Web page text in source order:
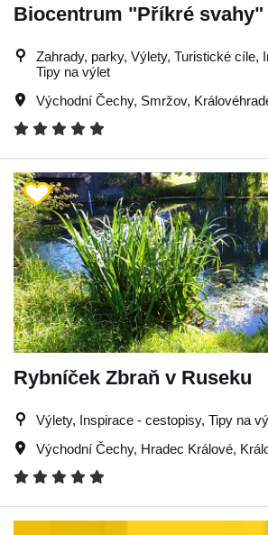
Biocentrum "Příkré svahy"
Zahrady, parky, Výlety, Turistické cíle,
Tipy na výlet
Východní Čechy, Smržov,
Rybníček Zbraň v Ruseku
Výlety, Inspirace - cestopisy, Tipy na
Východní Čechy, Hradec Králové,